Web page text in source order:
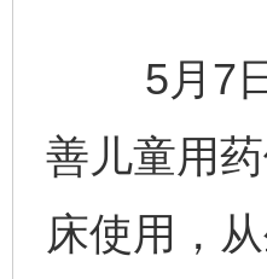
5月7日
善儿童用
床使用，